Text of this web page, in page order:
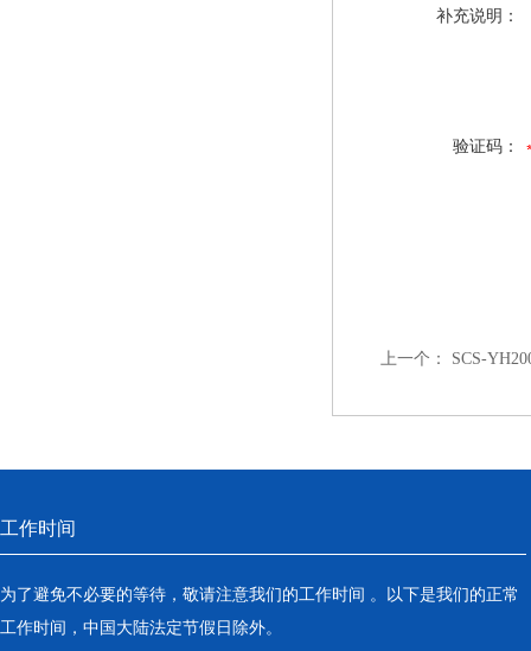
补充说明：
验证码：
上一个： SCS-
工作时间
为了避免不必要的等待，敬请注意我们的工作时间 。以下是我们的正常
工作时间，中国大陆法定节假日除外。